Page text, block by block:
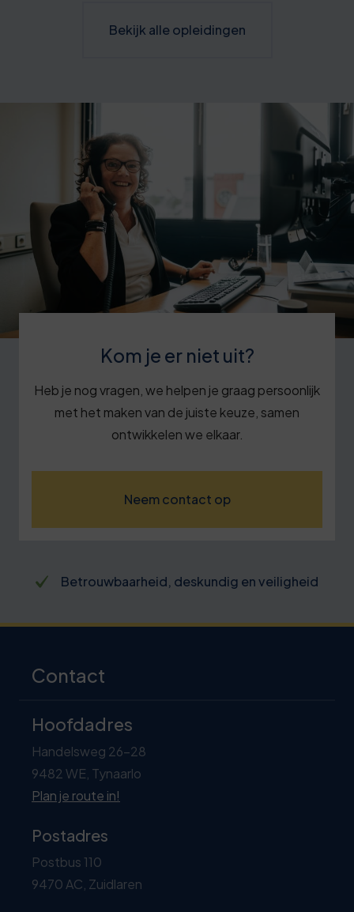
Bekijk alle opleidingen
Kom je er niet uit?
Heb je nog vragen, we helpen je graag persoonlijk
met het maken van de juiste keuze, samen
ontwikkelen we elkaar.
Neem contact op
Betrouwbaarheid, deskundig en veiligheid
Contact
Hoofdadres
Handelsweg 26-28
9482 WE, Tynaarlo
Plan je route in!
Postadres
Postbus 110
9470 AC, Zuidlaren